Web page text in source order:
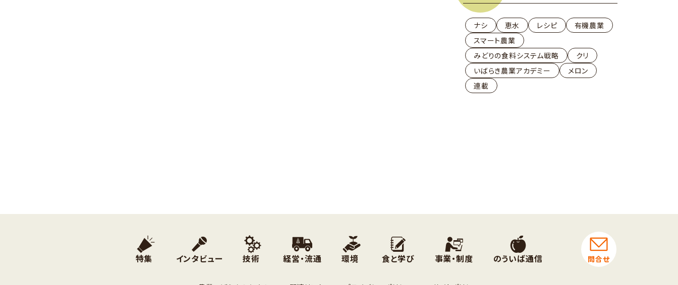
ナシ 恵水 レシピ
有機農業
スマート農業
みどりの食料システム戦略
クリ
いばらき農業アカデミー
メロン
連載
特集 インタビュー 技術 経営・流通 環境 食と学び 事業・制度 のういば通信 問合せ